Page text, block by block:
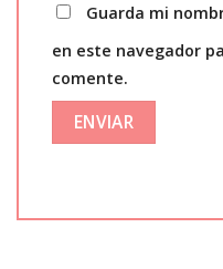
Guarda mi
en este navegador
comente.